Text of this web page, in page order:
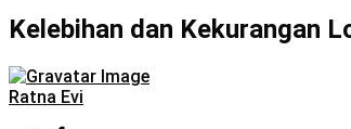
Kelebihan dan Kekurangan
Ratna Evi